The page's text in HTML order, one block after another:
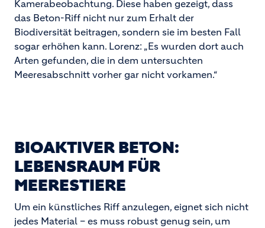
Kamerabeobachtung. Diese haben gezeigt, dass
das Beton-Riff nicht nur zum Erhalt der
Biodiversität beitragen, sondern sie im besten Fall
sogar erhöhen kann. Lorenz: „Es wurden dort auch
Arten gefunden, die in dem untersuchten
Meeresabschnitt vorher gar nicht vorkamen.“
BIOAKTIVER BETON:
LEBENSRAUM FÜR
MEERESTIERE
Um ein künstliches Riff anzulegen, eignet sich nicht
jedes Material – es muss robust genug sein, um